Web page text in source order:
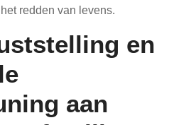
redden van levens.
en
aan